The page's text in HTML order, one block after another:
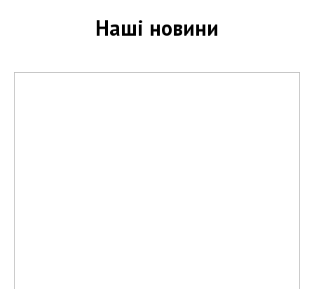
Наші новини